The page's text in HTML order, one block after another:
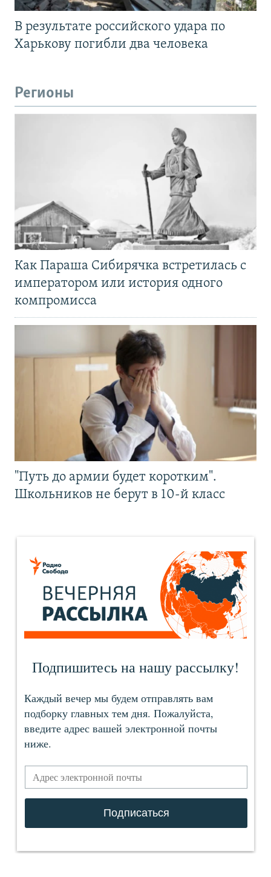
В результате российского удара по
Харькову погибли два человека
Регионы
Как Параша Сибирячка встретилась с
императором или история одного
компромисса
"Путь до армии будет коротким".
Школьников не берут в 10-й класс